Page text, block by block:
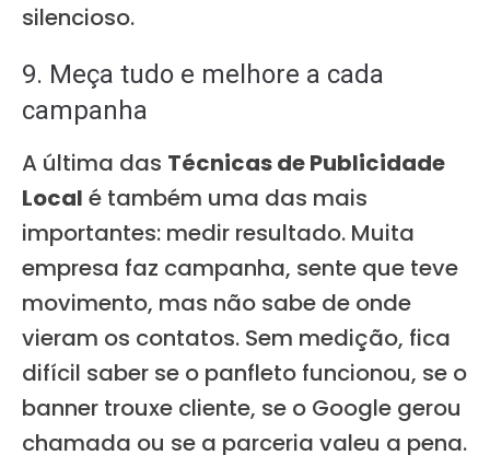
silencioso.
9. Meça tudo e melhore a cada
campanha
A última das Técnicas de Publicidade
Local é também uma das mais
importantes: medir resultado. Muita
empresa faz campanha, sente que teve
movimento, mas não sabe de onde
vieram os contatos. Sem medição, fica
difícil saber se o panfleto funcionou, se o
banner trouxe cliente, se o Google gerou
chamada ou se a parceria valeu a pena.